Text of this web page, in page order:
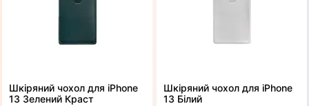
Шкіряний чохол для iPhone
13 Зелений Краст
Шкіряний чохол для iPhone
13 Білий